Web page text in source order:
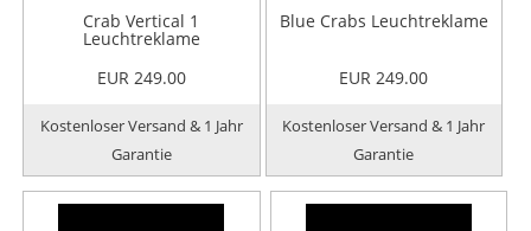
Crab Vertical 1
Leuchtreklame
EUR 249.00
Kostenloser Versand & 1 Jahr
Garantie
Blue Crabs Leuchtreklame
EUR 249.00
Kostenloser Versand & 1 Jahr
Garantie